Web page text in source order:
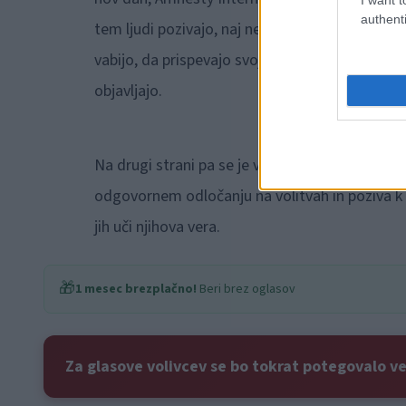
tem ljudi pozivajo, naj ne pustijo, da o
vabijo, da prispevajo svoj razlog, zakaj se
objavljajo.
Na drugi strani pa se je v nagovarjanje
odgovornem odločanju na volitvah in poziva
jih uči njihova vera.
🎁1 mesec brezplačno! Beri brez oglasov
Za glasove volivcev se bo tokrat potegovalo